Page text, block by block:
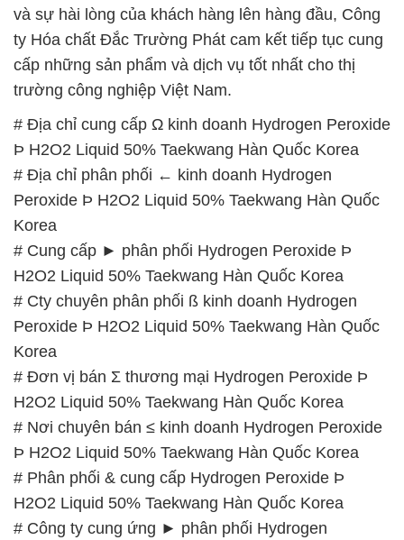
và sự hài lòng của khách hàng lên hàng đầu, Công
ty Hóa chất Đắc Trường Phát cam kết tiếp tục cung
cấp những sản phẩm và dịch vụ tốt nhất cho thị
trường công nghiệp Việt Nam.
# Địa chỉ cung cấp Ω kinh doanh Hydrogen Peroxide
Þ H2O2 Liquid 50% Taekwang Hàn Quốc Korea
# Địa chỉ phân phối ← kinh doanh Hydrogen
Peroxide Þ H2O2 Liquid 50% Taekwang Hàn Quốc
Korea
# Cung cấp ► phân phối Hydrogen Peroxide Þ
H2O2 Liquid 50% Taekwang Hàn Quốc Korea
# Cty chuyên phân phối ß kinh doanh Hydrogen
Peroxide Þ H2O2 Liquid 50% Taekwang Hàn Quốc
Korea
# Đơn vị bán Σ thương mại Hydrogen Peroxide Þ
H2O2 Liquid 50% Taekwang Hàn Quốc Korea
# Nơi chuyên bán ≤ kinh doanh Hydrogen Peroxide
Þ H2O2 Liquid 50% Taekwang Hàn Quốc Korea
# Phân phối & cung cấp Hydrogen Peroxide Þ
H2O2 Liquid 50% Taekwang Hàn Quốc Korea
# Công ty cung ứng ► phân phối Hydrogen